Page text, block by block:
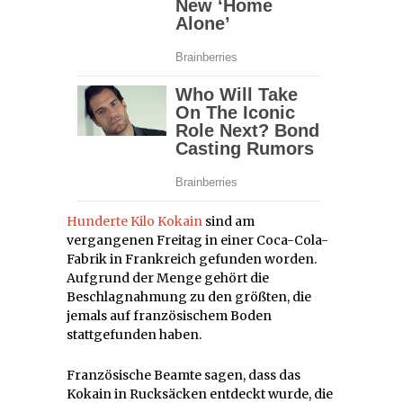
Hunderte Kilo Kokain sind am
vergangenen Freitag in einer Coca-Cola-
Fabrik in Frankreich gefunden worden.
Aufgrund der Menge gehört die
Beschlagnahmung zu den größten, die
jemals auf französischem Boden
stattgefunden haben.
Französische Beamte sagen, dass das
Kokain in Rucksäcken entdeckt wurde, die